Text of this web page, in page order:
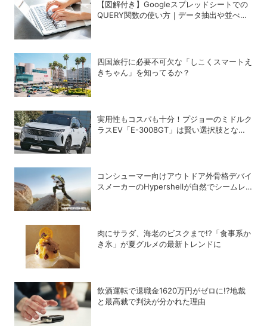
【図解付き】Googleスプレッドシートでの
QUERY関数の使い方｜データ抽出や並べ替
四国旅行に必要不可欠な「しこくスマートえ
きちゃん」を知ってるか？
実用性もコスパも十分！プジョーのミドルク
ラスEV「E-3008GT」は賢い選択肢となり
コンシューマー向けアウトドア外骨格デバイ
スメーカーのHypershellが自然でシームレ
肉にサラダ、海老のビスクまで!?「食事系か
き氷」が夏グルメの最新トレンドに
飲酒運転で退職金1620万円がゼロに!?地裁
と最高裁で判決が分かれた理由